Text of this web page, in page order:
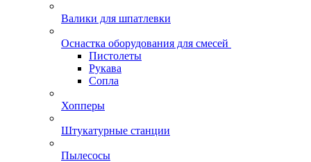
Валики для шпатлевки
Оснастка оборудования для смесей
Пистолеты
Рукава
Сопла
Хопперы
Штукатурные станции
Пылесосы